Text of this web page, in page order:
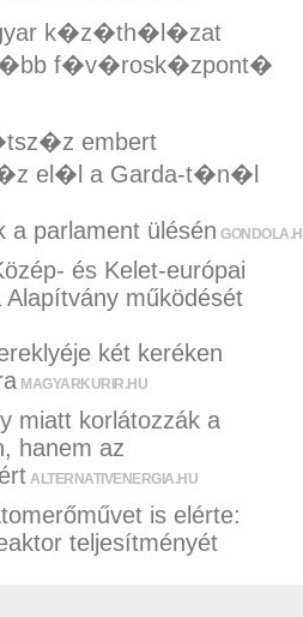
k�z�th�l�zat
f�v�rosk�zpont�
embert
el�l a Garda-t�n�l
a parlament ülésén
és Kelet-európai
Alapítvány működését
két keréken
MAGYARKURIR.HU
miatt korlátozzák a
hanem az
ALTERNATIVENERGIA.HU
is elérte:
teljesítményét